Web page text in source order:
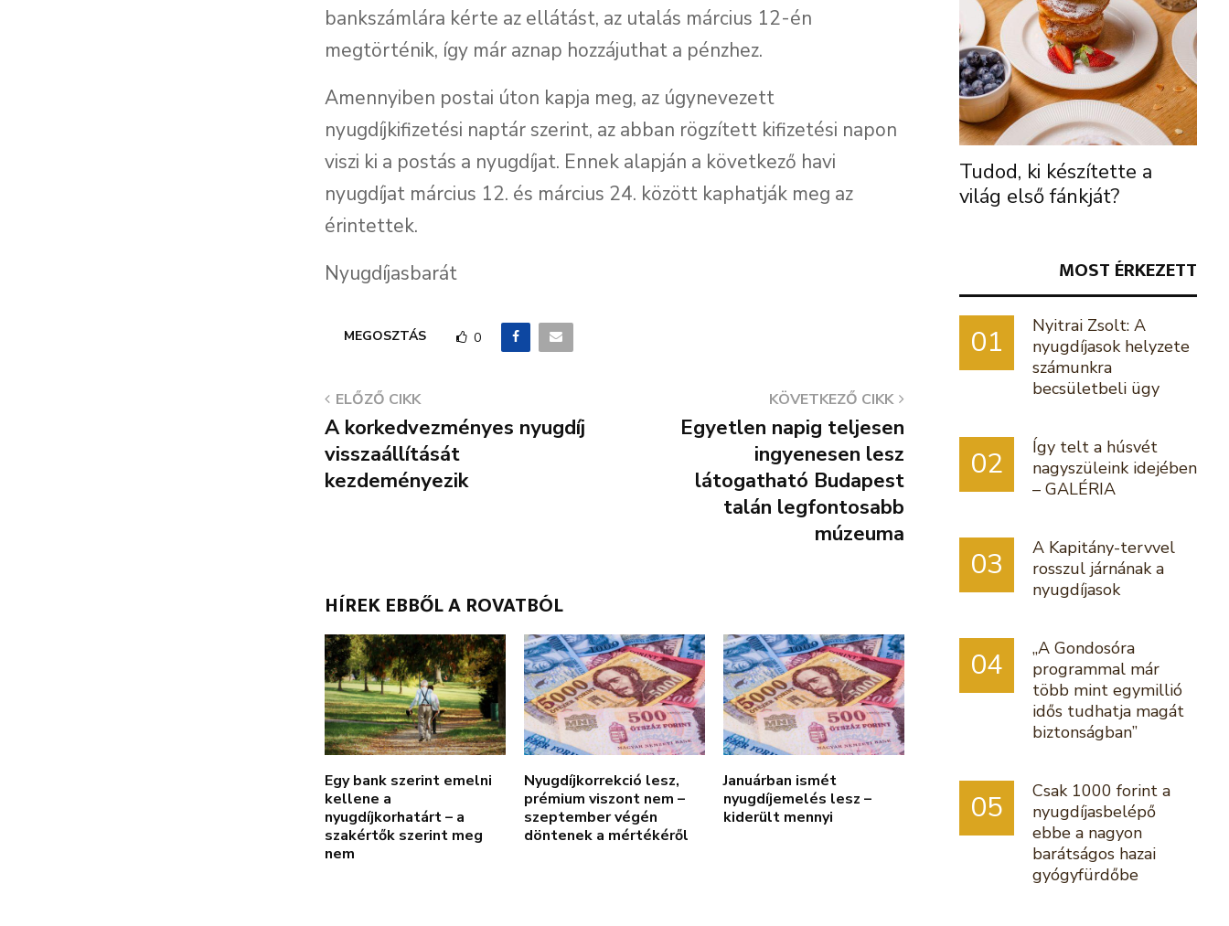
bankszámlára kérte az ellátást, az utalás március 12-én
megtörténik, így már aznap hozzájuthat a pénzhez.
Amennyiben postai úton kapja meg, az úgynevezett
nyugdíjkifizetési naptár szerint, az abban rögzített kifizetési napon
viszi ki a postás a nyugdíjat. Ennek alapján a következő havi
nyugdíjat március 12. és március 24. között kaphatják meg az
érintettek.
Nyugdíjasbarát
MEGOSZTÁS 0
ELŐZŐ CIKK
A korkedvezményes nyugdíj
visszaállítását
kezdeményezik
KÖVETKEZŐ CIKK
Egyetlen napig teljesen
ingyenesen lesz
látogatható Budapest
talán legfontosabb
múzeuma
HÍREK EBBŐL A ROVATBÓL
Egy bank szerint emelni
kellene a
nyugdíjkorhatárt – a
szakértők szerint meg
nem
Nyugdíjkorrekció lesz,
prémium viszont nem –
szeptember végén
döntenek a mértékéről
Januárban ismét
nyugdíjemelés lesz –
kiderült mennyi
Tudod, ki készítette a
világ első fánkját?
MOST ÉRKEZETT
01
Nyitrai Zsolt: A
nyugdíjasok helyzete
számunkra
becsületbeli ügy
02
Így telt a húsvét
nagyszüleink idejében
– GALÉRIA
03
A Kapitány-tervvel
rosszul járnának a
nyugdíjasok
04
„A Gondosóra
programmal már
több mint egymillió
idős tudhatja magát
biztonságban”
05
Csak 1000 forint a
nyugdíjasbelépő
ebbe a nagyon
barátságos hazai
gyógyfürdőbe